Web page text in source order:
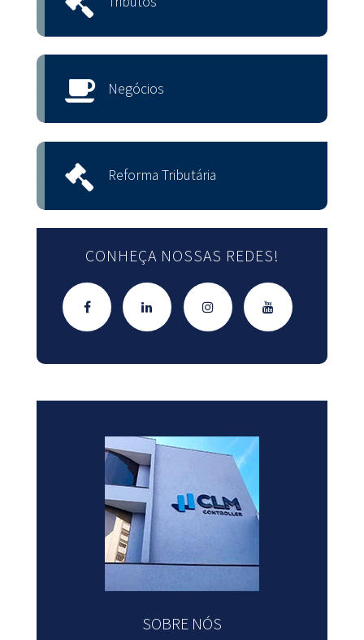
Negócios
Reforma Tributária
CONHEÇA NOSSAS REDES!
SOBRE NÓS